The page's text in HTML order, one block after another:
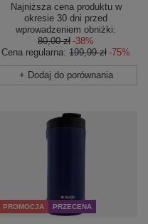
Najniższa cena produktu w
okresie 30 dni przed
wprowadzeniem obniżki:
80,00 zł -38%
Cena regularna: 199,99 zł -75%
+ Dodaj do porównania
PROMOCJA PRZECENA